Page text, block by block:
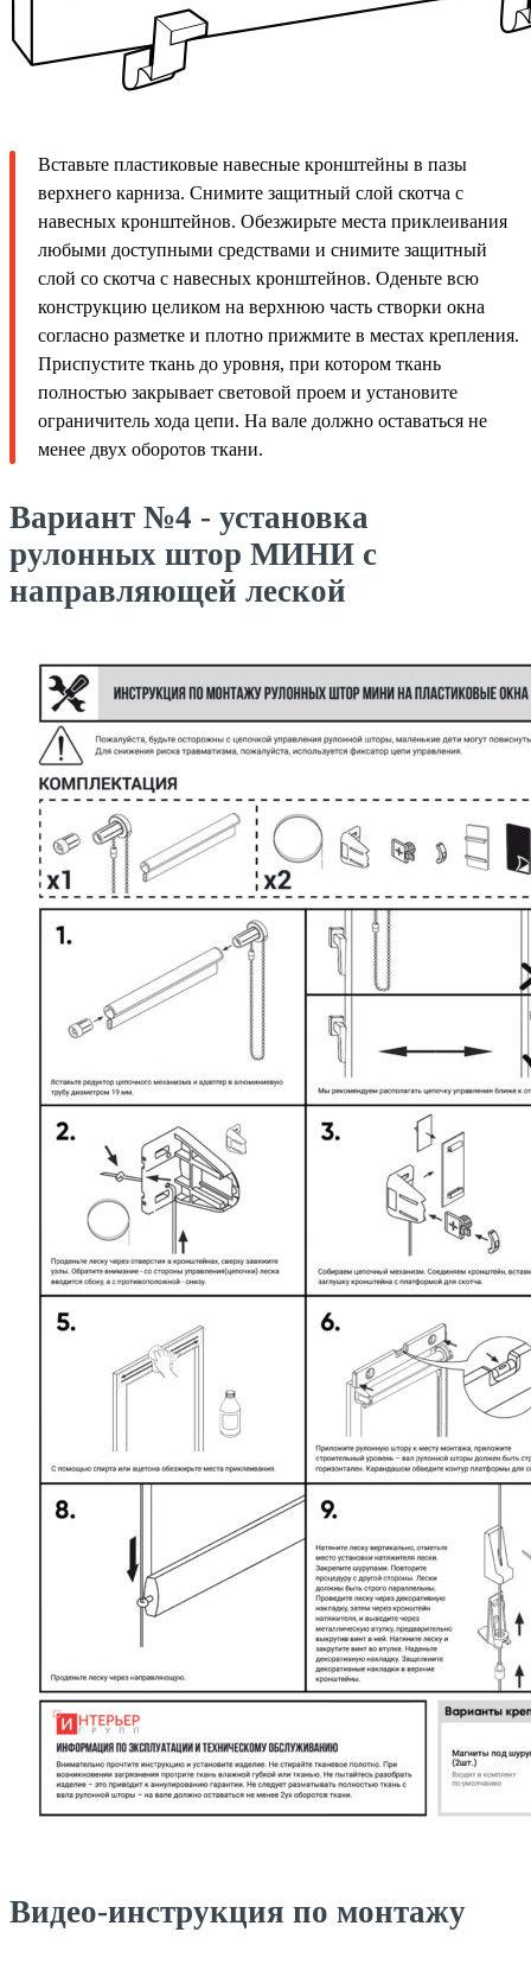
Вставьте пластиковые навесные кронштейны в пазы
верхнего карниза. Снимите защитный слой скотча с
навесных кронштейнов. Обезжирьте места приклеивания
любыми доступными средствами и снимите защитный
слой со скотча с навесных кронштейнов. Оденьте всю
конструкцию целиком на верхнюю часть створки окна
согласно разметке и плотно прижмите в местах крепления.
Приспустите ткань до уровня, при котором ткань
полностью закрывает световой проем и установите
ограничитель хода цепи. На вале должно оставаться не
менее двух оборотов ткани.
Вариант №4 - установка
рулонных штор МИНИ с
направляющей леской
Видео-инструкция по монтажу